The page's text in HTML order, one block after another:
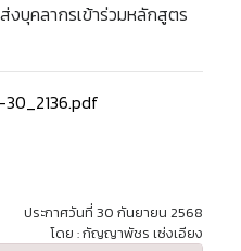
บุคลากรเข้าร่วมหลักสูตร
ประกาศวันที่ 30 กันยายน 2568
โดย : กัญญาพัชร เซ่งเอียง